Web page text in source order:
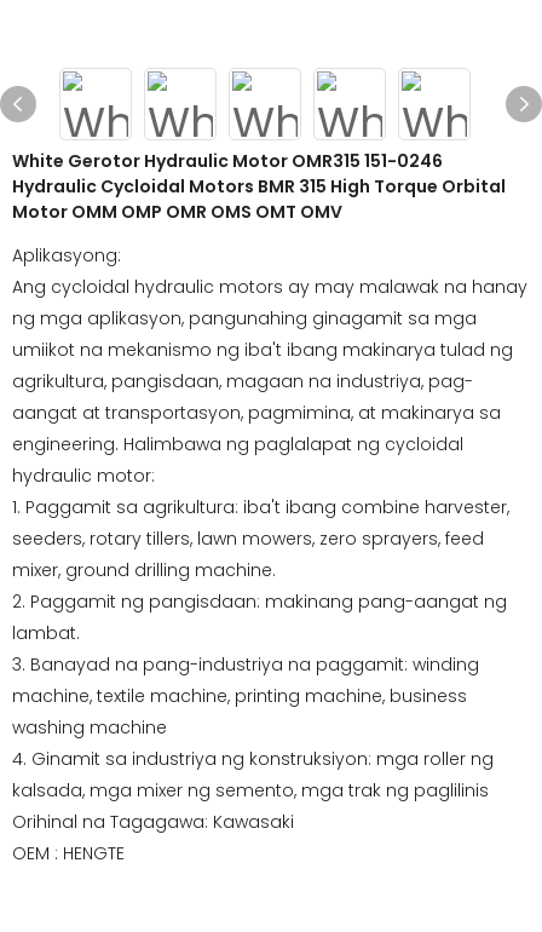
White Gerotor Hydraulic Motor OMR315 151-0246
Hydraulic Cycloidal Motors BMR 315 High Torque Orbital
Motor OMM OMP OMR OMS OMT OMV
Aplikasyong:
Ang cycloidal hydraulic motors ay may malawak na hanay
ng mga aplikasyon, pangunahing ginagamit sa mga
umiikot na mekanismo ng iba't ibang makinarya tulad ng
agrikultura, pangisdaan, magaan na industriya, pag-
aangat at transportasyon, pagmimina, at makinarya sa
engineering. Halimbawa ng paglalapat ng cycloidal
hydraulic motor:
1. Paggamit sa agrikultura: iba't ibang combine harvester,
seeders, rotary tillers, lawn mowers, zero sprayers, feed
mixer, ground drilling machine.
2. Paggamit ng pangisdaan: makinang pang-aangat ng
lambat.
3. Banayad na pang-industriya na paggamit: winding
machine, textile machine, printing machine, business
washing machine
4. Ginamit sa industriya ng konstruksiyon: mga roller ng
kalsada, mga mixer ng semento, mga trak ng paglilinis
Orihinal na Tagagawa: Kawasaki
OEM : HENGTE